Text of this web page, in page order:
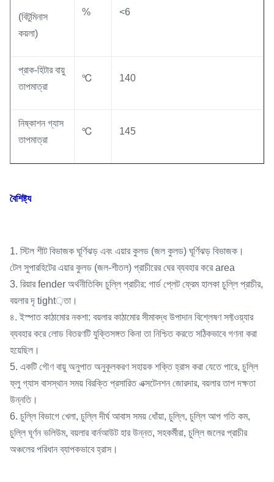
(বিটুমিনাস
কয়লা)
% <6
প্রাক-হিটার বায়ু
তাপমাত্রা
℃ 140
নিষ্কাশন গ্যাস
তাপমাত্রা
℃ 145
বৈশিষ্ট্য
1. স্টিল শীট বিভাজক ঘূর্ণিঝড় এবং এয়ার কুলড (জল কুলড) ঘূর্ণিঝড় বিভাজক।
টেল সুপারহিটের এয়ার কুলড (জল-শীতল) প্রাচীরের ঘের ব্যবহার করে area
3. রিয়ার fender অর্থনীতিবিদ চুল্লি প্রাচীর: গার্ড প্লেট ফ্রেম হালকা চুল্লি প্রাচীর,
বয়লার দৃ tight়তা।
৪. ইস্পাত কাঠামোর নকশা: বয়লার কাঠামোর সীমাবদ্ধ উপাদান বিশ্লেষণ সফ্টওয়্যার
ব্যবহার করে লোড বিতরণটি যুক্তিসঙ্গত কিনা তা নিশ্চিত করতে সঠিকভাবে গণনা করা
হয়েছিল।
5. একটি গৌণ বায়ু অনুপাত অনুকূলকরণ সহায়ক শক্তি হ্রাস করা যেতে পারে, চুল্লি
ফ্লু গ্যাস বাসস্থান সময় বিরক্তি প্রসারিত এক্সটেনশন জোরদার, বয়লার তাপ দক্ষতা
উন্নতি।
6. চুল্লি বিভাগে খেলা, চুল্লি দীর্ঘ আবাস সময় ধোঁয়া, চুল্লি, চুল্লি আপ গতি কম,
চুল্লি ঘূর্ণন ভলিউম, বয়লার বার্নআউট হার উন্নত, সহকর্মীরা, চুল্লি জলের প্রাচীর
অঞ্চলের পরিধান ব্যাপকভাবে হ্রাস।